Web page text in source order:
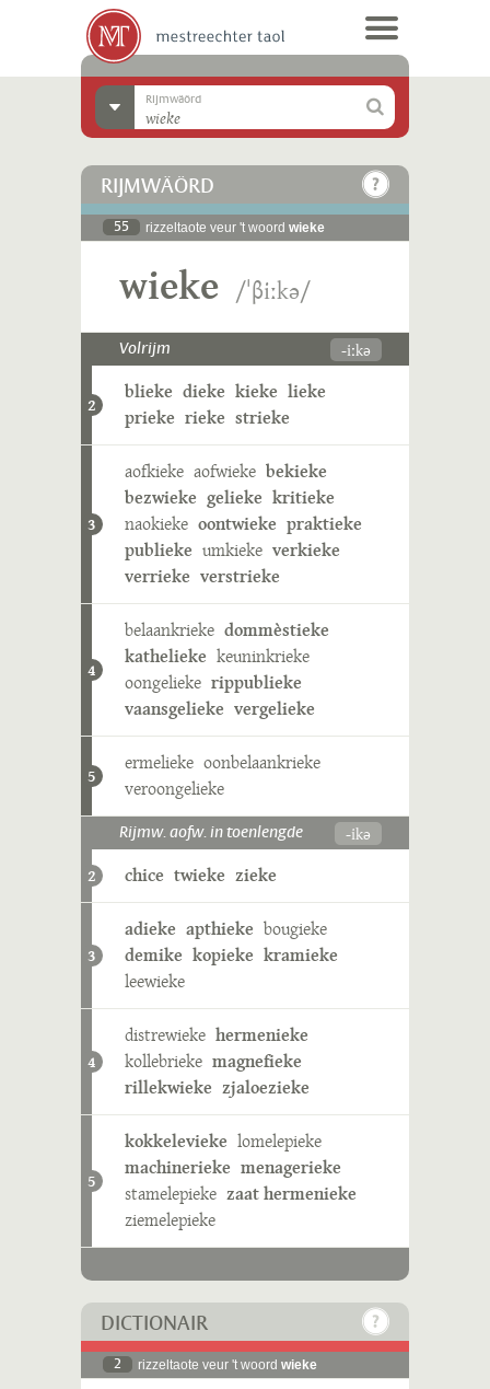
Rijmwäörd
RIJMWÄÖRD
55 rizzeltaote veur 't woord wieke
wieke /ˈβiːkə/
Volrijm -iːkə
2
blieke dieke kieke lieke
prieke rieke strieke
3
aofkieke aofwieke bekieke
bezwieke gelieke kritieke
naokieke oontwieke praktieke
publieke umkieke verkieke
verrieke verstrieke
4
belaankrieke dommèstieke
kathelieke keuninkrieke
oongelieke rippublieke
vaansgelieke vergelieke
5
ermelieke oonbelaankrieke
veroongelieke
Rijmw. aofw. in toenlengde -ikə
2 chice twieke zieke
3
adieke apthieke bougieke
demike kopieke kramieke
leewieke
4
distrewieke hermenieke
kollebrieke magnefieke
rillekwieke zjaloezieke
5
kokkelevieke lomelepieke
machinerieke menagerieke
stamelepieke zaat hermenieke
ziemelepieke
DICTIONAIR
2 rizzeltaote veur 't woord wieke